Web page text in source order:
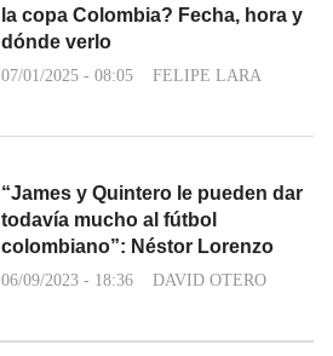
la copa Colombia? Fecha, hora y
dónde verlo
07/01/2025 - 08:05 FELIPE LARA
“James y Quintero le pueden dar
todavía mucho al fútbol
colombiano”: Néstor Lorenzo
06/09/2023 - 18:36 DAVID OTERO